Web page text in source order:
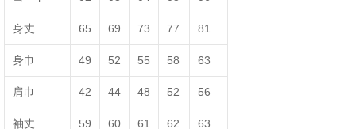
身丈 65 69 73 77 81
身巾 49 52 55 58 63
肩巾 42 44 48 52 56
袖丈 59 60 61 62 63